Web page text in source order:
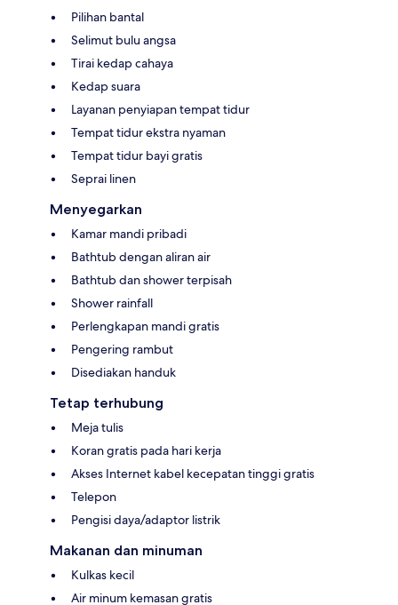
Pilihan bantal
Selimut bulu angsa
Tirai kedap cahaya
Kedap suara
Layanan penyiapan tempat tidur
Tempat tidur ekstra nyaman
Tempat tidur bayi gratis
Seprai linen
Menyegarkan
Kamar mandi pribadi
Bathtub dengan aliran air
Bathtub dan shower terpisah
Shower rainfall
Perlengkapan mandi gratis
Pengering rambut
Disediakan handuk
Tetap terhubung
Meja tulis
Koran gratis pada hari kerja
Akses Internet kabel kecepatan tinggi gratis
Telepon
Pengisi daya/adaptor listrik
Makanan dan minuman
Kulkas kecil
Air minum kemasan gratis